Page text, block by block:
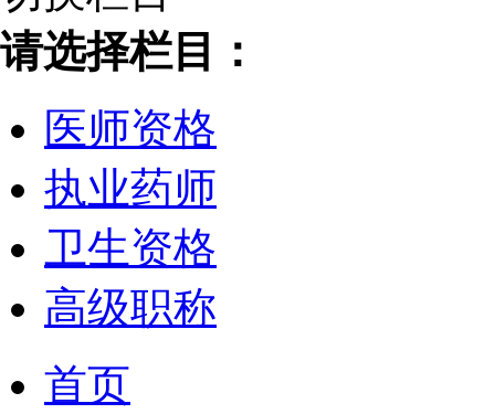
请选择栏目：
医师资格
执业药师
卫生资格
高级职称
首页